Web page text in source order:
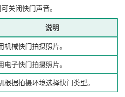
关闭快门声音。
说明
机械快门拍摄照片。
电子快门拍摄照片。
根据拍摄环境选择快门类型。